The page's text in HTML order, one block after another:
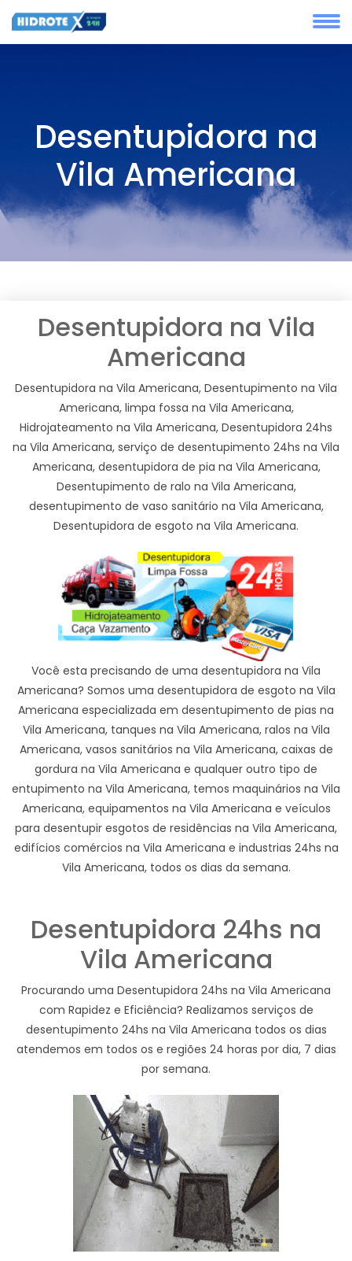
Desentupidora na
Vila Americana
Desentupidora na Vila
Americana
Desentupidora na Vila Americana, Desentupimento na Vila
Americana, limpa fossa na Vila Americana,
Hidrojateamento na Vila Americana, Desentupidora 24hs
na Vila Americana, serviço de desentupimento 24hs na Vila
Americana, desentupidora de pia na Vila Americana,
Desentupimento de ralo na Vila Americana,
desentupimento de vaso sanitário na Vila Americana,
Desentupidora de esgoto na Vila Americana.
Você esta precisando de uma desentupidora na Vila
Americana? Somos uma desentupidora de esgoto na Vila
Americana especializada em desentupimento de pias na
Vila Americana, tanques na Vila Americana, ralos na Vila
Americana, vasos sanitários na Vila Americana, caixas de
gordura na Vila Americana e qualquer outro tipo de
entupimento na Vila Americana, temos maquinários na Vila
Americana, equipamentos na Vila Americana e veículos
para desentupir esgotos de residências na Vila Americana,
edifícios comércios na Vila Americana e industrias 24hs na
Vila Americana, todos os dias da semana.
Desentupidora 24hs na
Vila Americana
Procurando uma Desentupidora 24hs na Vila Americana
com Rapidez e Eficiência? Realizamos serviços de
desentupimento 24hs na Vila Americana todos os dias
atendemos em todos os e regiões 24 horas por dia, 7 dias
por semana.